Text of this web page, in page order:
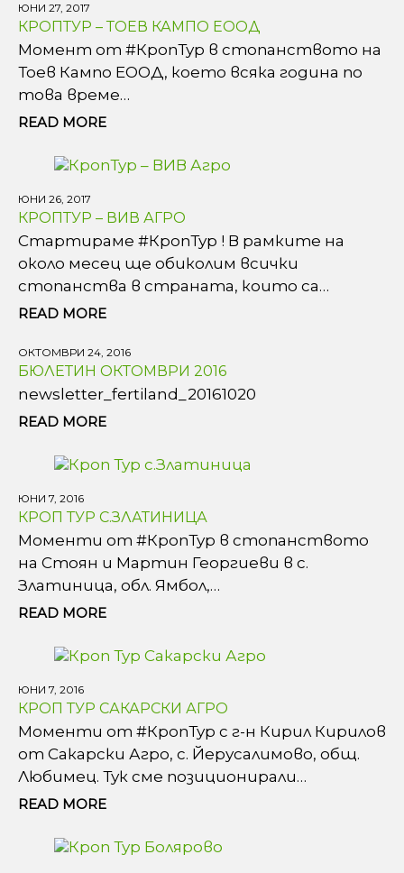
ЮНИ 27, 2017
КРОПТУР – ТОЕВ КАМПО ЕООД
Момент от #КропТур в стопанството на
Тоев Кампо ЕООД, което всяка година по
това време…
READ MORE
ЮНИ 26, 2017
КРОПТУР – ВИВ АГРО
Стартираме #КропТур ! В рамките на
около месец ще обиколим всички
стопанства в страната, които са…
READ MORE
ОКТОМВРИ 24, 2016
БЮЛЕТИН ОКТОМВРИ 2016
newsletter_fertiland_20161020
READ MORE
ЮНИ 7, 2016
КРОП ТУР С.ЗЛАТИНИЦА
Моменти от ‪#‎КропТур‬ в стопанството
на Стоян и Мартин Георгиеви в с.
Златиница, обл. Ямбол,…
READ MORE
ЮНИ 7, 2016
КРОП ТУР САКАРСКИ АГРО
Моменти от ‪#‎КропТур‬ с г-н Кирил Кирилов
от Сакарски Агро, с. Йерусалимово, общ.
Любимец. Тук сме позиционирали…
READ MORE